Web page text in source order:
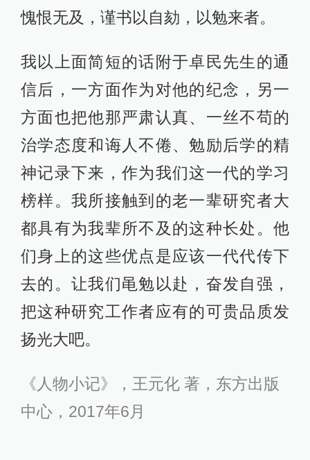
愧恨无及，谨书以自劾，以勉来者。
我以上面简短的话附于卓民先生的通
信后，一方面作为对他的纪念，另一
方面也把他那严肃认真、一丝不苟的
治学态度和诲人不倦、勉励后学的精
神记录下来，作为我们这一代的学习
榜样。我所接触到的老一辈研究者大
都具有为我辈所不及的这种长处。他
们身上的这些优点是应该一代代传下
去的。让我们黾勉以赴，奋发自强，
把这种研究工作者应有的可贵品质发
扬光大吧。
《人物小记》，王元化 著，东方出版
中心，2017年6月